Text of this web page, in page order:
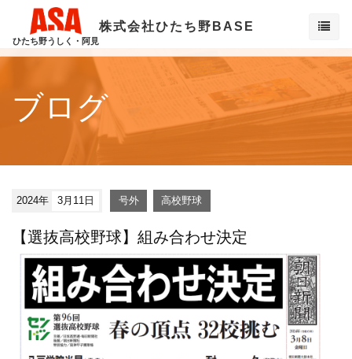
ひたち野うしく・阿見
株式会社ひたち野BASE
ブログ
2024年 3月11日 号外 高校野球
【選抜高校野球】組み合わせ決定